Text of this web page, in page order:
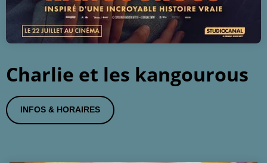
Charlie et les kangourous
INFOS & HORAIRES